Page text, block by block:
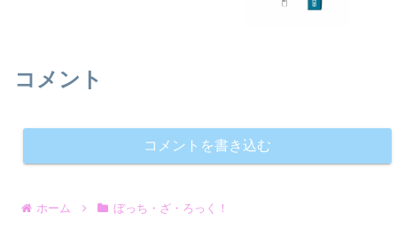
コメント
コメントを書き込む
ホーム ぼっち・ざ・ろっく！